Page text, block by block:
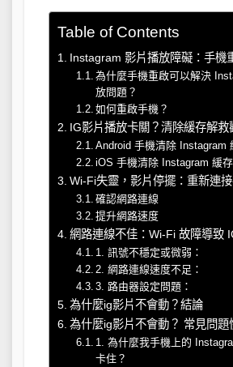
Table of Contents
Instagram 影片播放障礙：手機
為什麼手機重啟可以解決
放問題？
如何重啟手機？
IG影片播放卡關？清除緩存解救
Android 手機清除 Instagram
iOS 手機清除 Instagram 緩存
Wi-Fi失靈，影片停擺：重新連
確認網路連線
提升網路速度
網路連線不佳：Wi-Fi 故障導致
1. 訊號不穩定或微弱：
2. 網路連線速度不足：
3. 路由器設定問題：
為什麼ig影片不會動？結論
為什麼ig影片不會動？ 常見問題
1. 為什麼我手機上的
卡住？